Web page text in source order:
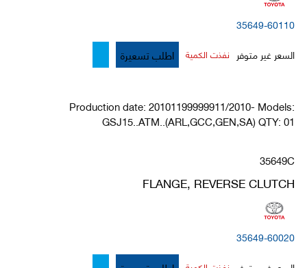
35649-60110
السعر غير متوفر نفذت الكمية اطلب تسعيرة
Production date: 20101199999911/2010- Models:
GSJ15..ATM..(ARL,GCC,GEN,SA) QTY: 01
35649C
FLANGE, REVERSE CLUTCH
35649-60020